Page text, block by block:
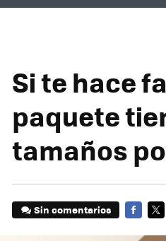
Si te hace
paquete
tamaños
Sin comentarios